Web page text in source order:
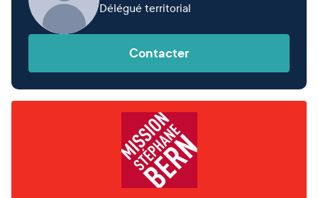
Délégué territorial
Contacter